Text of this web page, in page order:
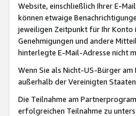
Website, einschließlich Ihrer E-
können etwaige
jeweiligen Zeitpunkt für Ihr Konto
Genehmigungen und andere
hinterlegte E-Mail-Adresse nicht
Wenn Sie als Nicht-US-Bürger
außerhalb der Vereinigten
Die Teilnahme am
erfolgreichen Teilnahme zu